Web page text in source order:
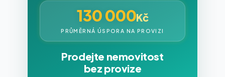
130 000Kč
PRŮMĚRNÁ ÚSPORA NA PROVIZI
Prodejte nemovitost
bez provize